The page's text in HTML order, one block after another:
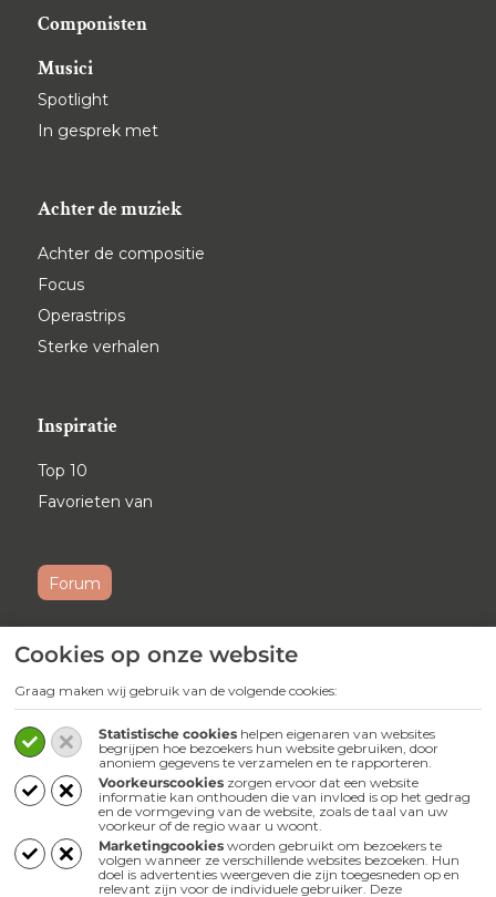
Cookies op onze website
Graag maken wij gebruik van de volgende cookies:
Statistische cookies helpen eigenaren van websites
begrijpen hoe bezoekers hun website gebruiken, door
anoniem gegevens te verzamelen en te rapporteren.
Voorkeurscookies zorgen ervoor dat een website
informatie kan onthouden die van invloed is op het gedrag
en de vormgeving van de website, zoals de taal van uw
voorkeur of de regio waar u woont.
Marketingcookies worden gebruikt om bezoekers te
volgen wanneer ze verschillende websites bezoeken. Hun
doel is advertenties weergeven die zijn toegesneden op en
relevant zijn voor de individuele gebruiker. Deze
Componisten
Musici
Spotlight
In gesprek met
Achter de muziek
Achter de compositie
Focus
Operastrips
Sterke verhalen
Inspiratie
Top 10
Favorieten van
Forum
Ontvang maandelijks onze
nieuwsbrief
Volg ons
Webwinkel